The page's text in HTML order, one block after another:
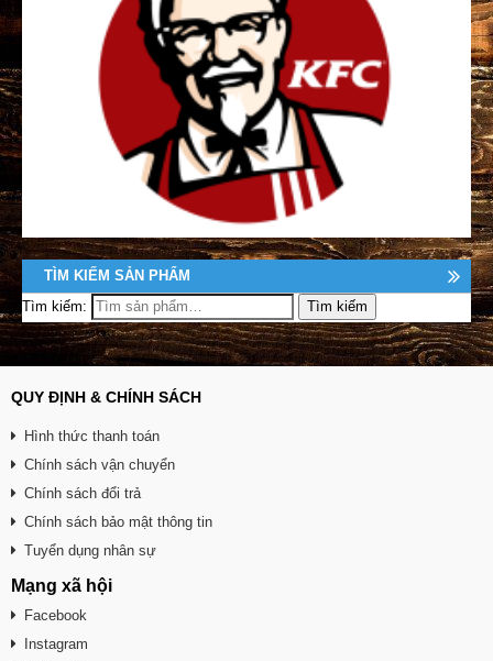
TÌM KIẾM SẢN PHẨM
Tìm kiếm:
QUY ĐỊNH & CHÍNH SÁCH
Hình thức thanh toán
Chính sách vận chuyển
Chính sách đổi trả
Chính sách bảo mật thông tin
Tuyển dụng nhân sự
Mạng xã hội
Facebook
Instagram